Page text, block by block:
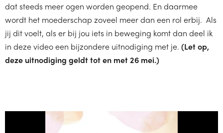
dat steeds meer ogen worden geopend. En daarmee
wordt het moederschap zoveel meer dan een rol erbij. Als
jij dit voelt, als er bij jou iets in beweging komt dan deel ik
in deze video een bijzondere uitnodiging met je. (Let op,
deze uitnodiging geldt tot en met 26 mei.)